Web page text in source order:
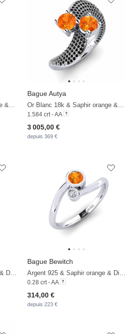
Bague Autya
1.584 crt - AA
3 005,00 €
depuis 369 €
Bague Bewitch
0.28 crt - AA
314,00 €
depuis 223 €